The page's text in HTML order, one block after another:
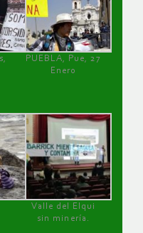
PUEBLA, Pue, 27
Enero
Valle del Elqui
sin minería.